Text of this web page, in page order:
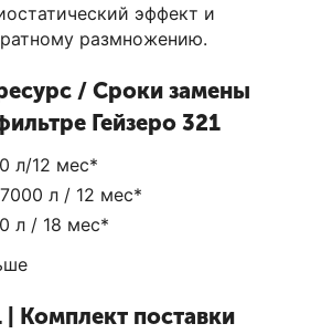
эффект и
размножению.
/ Сроки замены
Гейзеро 321
л/12 мес*
л / 12 мес*
л / 18 мес*
| Комплект поставки